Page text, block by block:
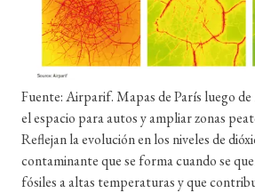
Fuente: Airparif. Mapas de París luego
el espacio para autos y ampliar zonas
Reflejan la evolución en los niveles de
contaminante que se forma cuando se
fósiles a altas temperaturas y que